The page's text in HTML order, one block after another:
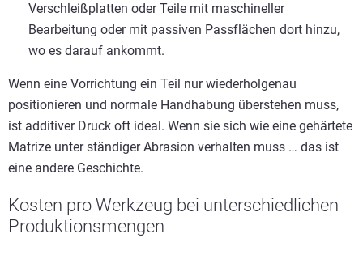
Verschleißplatten oder Teile mit maschineller
Bearbeitung oder mit passiven Passflächen dort hinzu,
wo es darauf ankommt.
Wenn eine Vorrichtung ein Teil nur wiederholgenau
positionieren und normale Handhabung überstehen muss,
ist additiver Druck oft ideal. Wenn sie sich wie eine gehärtete
Matrize unter ständiger Abrasion verhalten muss … das ist
eine andere Geschichte.
Kosten pro Werkzeug bei unterschiedlichen
Produktionsmengen